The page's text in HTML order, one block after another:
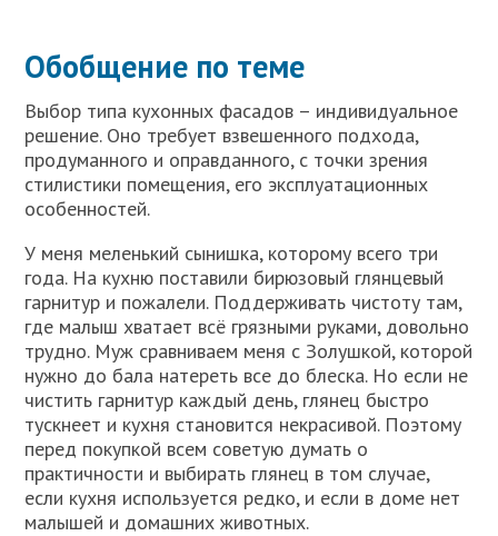
Обобщение по теме
Выбор типа кухонных фасадов – индивидуальное
решение. Оно требует взвешенного подхода,
продуманного и оправданного, с точки зрения
стилистики помещения, его эксплуатационных
особенностей.
У меня меленький сынишка, которому всего три
года. На кухню поставили бирюзовый глянцевый
гарнитур и пожалели. Поддерживать чистоту там,
где малыш хватает всё грязными руками, довольно
трудно. Муж сравниваем меня с Золушкой, которой
нужно до бала натереть все до блеска. Но если не
чистить гарнитур каждый день, глянец быстро
тускнеет и кухня становится некрасивой. Поэтому
перед покупкой всем советую думать о
практичности и выбирать глянец в том случае,
если кухня используется редко, и если в доме нет
малышей и домашних животных.